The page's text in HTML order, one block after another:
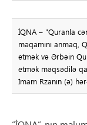
İQNA – "Quranla
məqamını anmaq,
etmək və Ərbəin
etmək məqsədilə
İmam Rzanın (ə)